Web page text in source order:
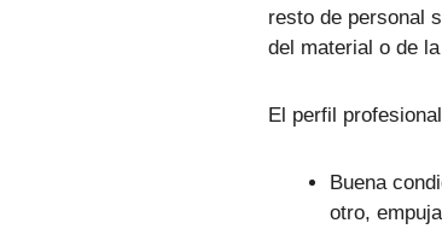
resto de personal
del material o de
El perfil
Buena
otro,